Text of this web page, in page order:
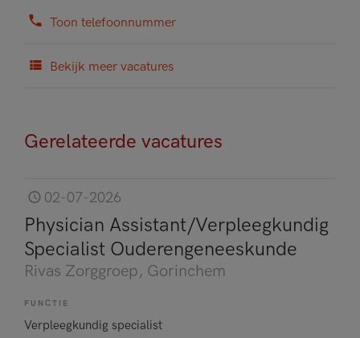
Toon telefoonnummer
Bekijk meer vacatures
Gerelateerde vacatures
02-07-2026
Physician Assistant/Verpleegkundig
Specialist Ouderengeneeskunde
Rivas Zorggroep, Gorinchem
FUNCTIE
Verpleegkundig specialist